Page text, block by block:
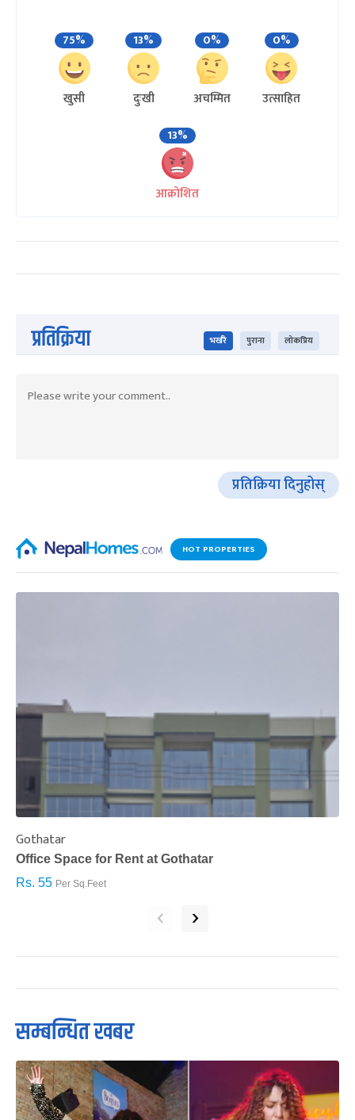
75%
खुसी
13%
दुःखी
0%
अचम्मित
0%
उत्साहित
13%
आक्रोशित
प्रतिक्रिया भर्खरै पुराना लोकप्रिय
प्रतिक्रिया दिनुहोस्
HOT PROPERTIES
Gothatar
Office Space for Rent at Gothatar
Rs. 55 Per Sq.Feet
‹ ›
सम्बन्धित खबर